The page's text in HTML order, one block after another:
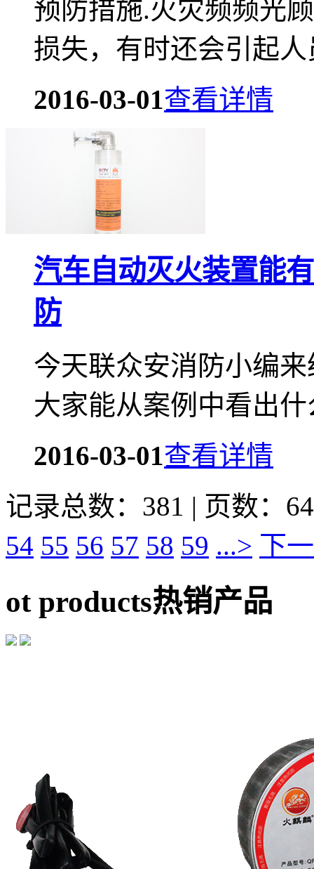
预防措施.火灾频频光
损失，有时还会引起
2016-03-01查看详情
汽车自动灭火装置能
防
今天联众安消防小编
大家能从案例中看出
2016-03-01查看详情
记录总数：381 | 页数：64
54 55 56 57 58 59 ...> 下
ot products热销产品